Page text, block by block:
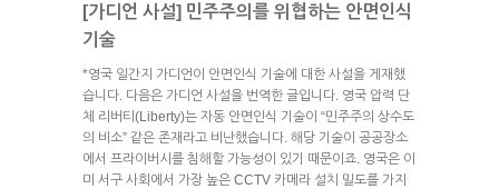
[가디언 사설] 민주주의를 위협하는 안면인식
기술
*영국 일간지 가디언이 안면인식 기술에 대한 사설을 게재했
습니다. 다음은 가디언 사설을 번역한 글입니다. 영국 압력 단
체 리버티(Liberty)는 자동 안면인식 기술이 “민주주의 상수도
의 비소” 같은 존재라고 비난했습니다. 해당 기술이 공공장소
에서 프라이버시를 침해할 가능성이 있기 때문이죠. 영국은 이
미 서구 사회에서 가장 높은 CCTV 카메라 설치 밀도를 가지